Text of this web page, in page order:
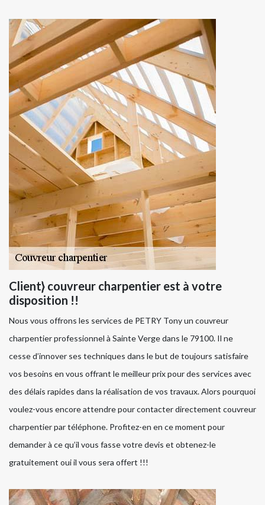
Client} couvreur charpentier est à votre
disposition !!
Nous vous offrons les services de PETRY Tony un couvreur
charpentier professionnel à Sainte Verge dans le 79100. Il ne
cesse d’innover ses techniques dans le but de toujours satisfaire
vos besoins en vous offrant le meilleur prix pour des services avec
des délais rapides dans la réalisation de vos travaux. Alors pourquoi
voulez-vous encore attendre pour contacter directement couvreur
charpentier par téléphone. Profitez-en en ce moment pour
demander à ce qu’il vous fasse votre devis et obtenez-le
gratuitement oui il vous sera offert !!!